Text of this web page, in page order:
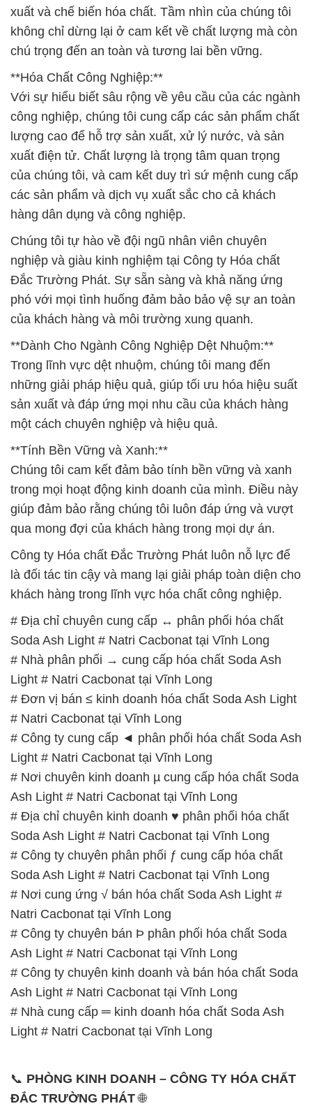
xuất và chế biến hóa chất. Tầm nhìn của chúng tôi
không chỉ dừng lại ở cam kết về chất lượng mà còn
chú trọng đến an toàn và tương lai bền vững.
**Hóa Chất Công Nghiệp:**
Với sự hiểu biết sâu rộng về yêu cầu của các ngành
công nghiệp, chúng tôi cung cấp các sản phẩm chất
lượng cao để hỗ trợ sản xuất, xử lý nước, và sản
xuất điện tử. Chất lượng là trọng tâm quan trọng
của chúng tôi, và cam kết duy trì sứ mệnh cung cấp
các sản phẩm và dịch vụ xuất sắc cho cả khách
hàng dân dụng và công nghiệp.
Chúng tôi tự hào về đội ngũ nhân viên chuyên
nghiệp và giàu kinh nghiệm tại Công ty Hóa chất
Đắc Trường Phát. Sự sẵn sàng và khả năng ứng
phó với mọi tình huống đảm bảo bảo vệ sự an toàn
của khách hàng và môi trường xung quanh.
**Dành Cho Ngành Công Nghiệp Dệt Nhuộm:**
Trong lĩnh vực dệt nhuộm, chúng tôi mang đến
những giải pháp hiệu quả, giúp tối ưu hóa hiệu suất
sản xuất và đáp ứng mọi nhu cầu của khách hàng
một cách chuyên nghiệp và hiệu quả.
**Tính Bền Vững và Xanh:**
Chúng tôi cam kết đảm bảo tính bền vững và xanh
trong mọi hoạt động kinh doanh của mình. Điều này
giúp đảm bảo rằng chúng tôi luôn đáp ứng và vượt
qua mong đợi của khách hàng trong mọi dự án.
Công ty Hóa chất Đắc Trường Phát luôn nỗ lực để
là đối tác tin cậy và mang lại giải pháp toàn diện cho
khách hàng trong lĩnh vực hóa chất công nghiệp.
# Địa chỉ chuyên cung cấp ↔ phân phối hóa chất
Soda Ash Light # Natri Cacbonat tại Vĩnh Long
# Nhà phân phối → cung cấp hóa chất Soda Ash
Light # Natri Cacbonat tại Vĩnh Long
# Đơn vị bán ≤ kinh doanh hóa chất Soda Ash Light
# Natri Cacbonat tại Vĩnh Long
# Công ty cung cấp ◄ phân phối hóa chất Soda Ash
Light # Natri Cacbonat tại Vĩnh Long
# Nơi chuyên kinh doanh µ cung cấp hóa chất Soda
Ash Light # Natri Cacbonat tại Vĩnh Long
# Địa chỉ chuyên kinh doanh ♥ phân phối hóa chất
Soda Ash Light # Natri Cacbonat tại Vĩnh Long
# Công ty chuyên phân phối ƒ cung cấp hóa chất
Soda Ash Light # Natri Cacbonat tại Vĩnh Long
# Nơi cung ứng √ bán hóa chất Soda Ash Light #
Natri Cacbonat tại Vĩnh Long
# Công ty chuyên bán Þ phân phối hóa chất Soda
Ash Light # Natri Cacbonat tại Vĩnh Long
# Công ty chuyên kinh doanh và bán hóa chất Soda
Ash Light # Natri Cacbonat tại Vĩnh Long
# Nhà cung cấp ═ kinh doanh hóa chất Soda Ash
Light # Natri Cacbonat tại Vĩnh Long
📞 PHÒNG KINH DOANH – CÔNG TY HÓA CHẤT
ĐẮC TRƯỜNG PHÁT🌐